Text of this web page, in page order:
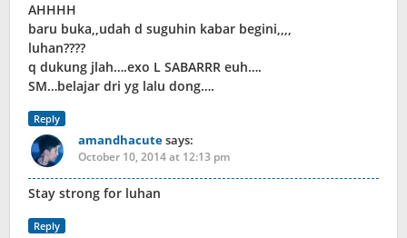
AHHHH
baru buka,,udah d suguhin kabar begini,,,,
luhan????
q dukung jlah….exo L SABARRR euh….
SM…belajar dri yg lalu dong….
Reply
amandhacutesays:
October 10, 2014 at 12:13 pm
Stay strong for luhan
Reply